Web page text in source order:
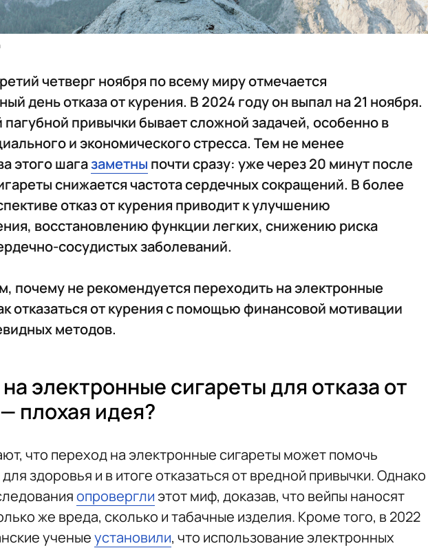
четверг ноября по всему миру отмечается
день отказа от курения. В 2024 году он выпал на 21 ноября.
пагубной привычки бывает сложной задачей, особенно в
и экономического стресса. Тем не менее
этого шагазаметны почти сразу: уже через 20 минут после
снижается частота сердечных сокращений. В более
отказ от курения приводит к улучшению
восстановлению функции легких, снижению риска
сосудистых заболеваний.
почему не рекомендуется переходить на электронные
отказаться от курения с помощью финансовой мотивации
методов.
электронные сигареты для отказа от
плохая идея?
что переход на электронные сигареты может помочь
здоровья и в итоге отказаться от вредной привычки. Однако
опроверглиэтот миф, доказав, что вейпы наносят
же вреда, сколько и табачные изделия. Кроме того, в 2022
ученыеустановили, что использование электронных